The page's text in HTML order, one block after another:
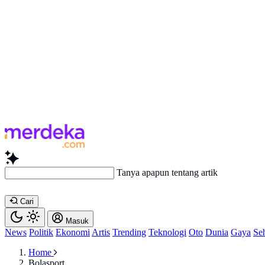
Tanya apapun tentang artikel ini...
Cari
Masuk
News Politik Ekonomi Artis Trending Teknologi Oto Dunia Gaya
Home
Bolasport